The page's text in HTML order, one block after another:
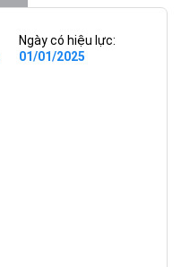
Ngày có hiệu lực:
01/01/2025